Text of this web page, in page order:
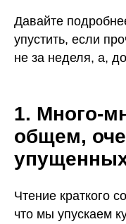
Давайте
упустить, если
не за неделя, а,
1. Много-
общем,
Чтение краткого
что мы упускаем